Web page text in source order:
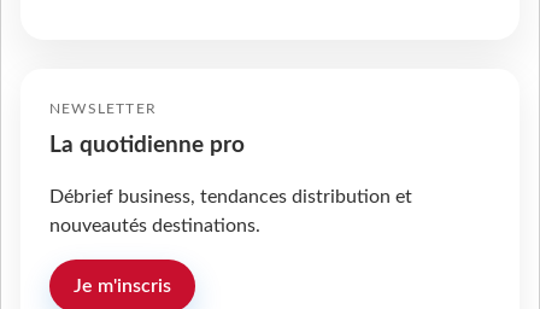
NEWSLETTER
La quotidienne pro
Débrief business, tendances distribution et
nouveautés destinations.
Je m'inscris